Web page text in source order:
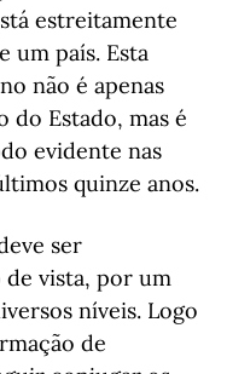
estreitamente
um país. Esta
não é apenas
do Estado, mas é
evidente nas
quinze anos.
ser
vista, por um
níveis. Logo
de